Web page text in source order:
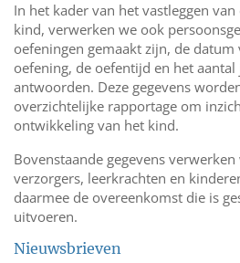
In het kader van het vastleggen
kind, verwerken we ook
oefeningen gemaakt zijn, de datum
oefening, de oefentijd en het
antwoorden. Deze gegevens
overzichtelijke rapportage om
ontwikkeling van het kind.
Bovenstaande gegevens
verzorgers, leerkrachten en
daarmee de overeenkomst die is
uitvoeren.
Nieuwsbrieven